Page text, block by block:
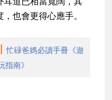
也會更得心應手。
忙碌爸媽必讀手冊《遊
南》